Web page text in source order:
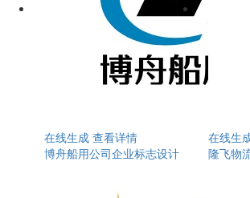
在线生成 查看详情
博舟船用公司企业标志设计
在线生
隆飞物